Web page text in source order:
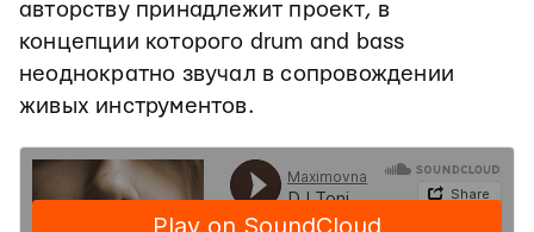
авторству принадлежит проект, в
концепции которого drum and bass
неоднократно звучал в сопровождении
живых инструментов.